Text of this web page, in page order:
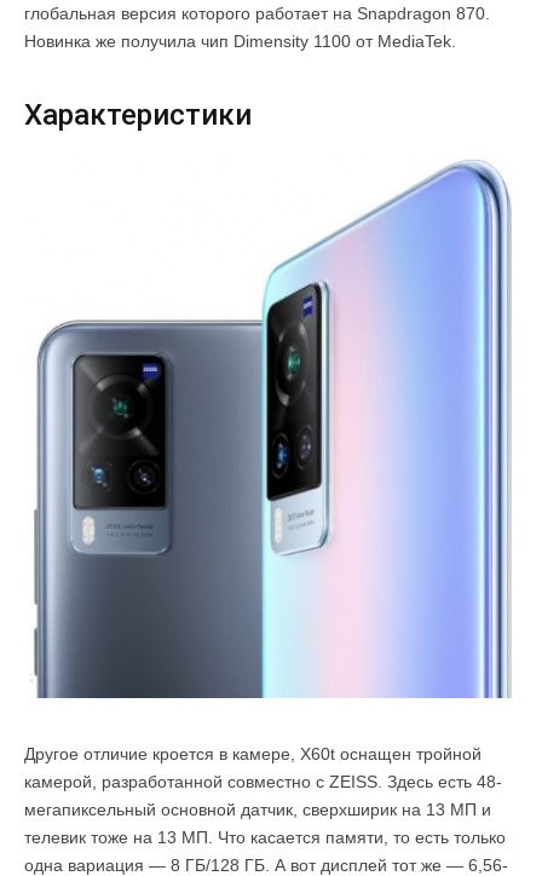
глобальная версия которого работает на Snapdragon 870.
Новинка же получила чип Dimensity 1100 от MediaTek.
Характеристики
Другое отличие кроется в камере, X60t оснащен тройной
камерой, разработанной совместно с ZEISS. Здесь есть 48-
мегапиксельный основной датчик, сверхширик на 13 МП и
телевик тоже на 13 МП. Что касается памяти, то есть только
одна вариация — 8 ГБ/128 ГБ. А вот дисплей тот же — 6,56-